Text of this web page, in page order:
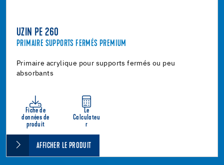
UZIN PE 260
PRIMAIRE SUPPORTS FERMÉS PREMIUM
Primaire acrylique pour supports fermés ou peu
absorbants
Fiche de
données de
produit
Le
Calculateu
r
AFFICHER LE PRODUIT